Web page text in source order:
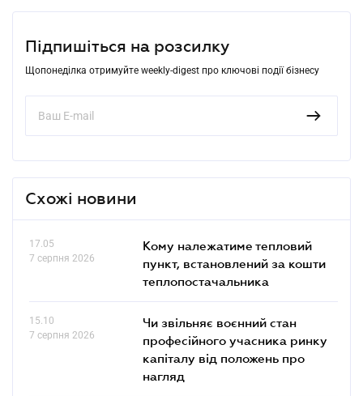
Підпишіться на розсилку
Щопонеділка отримуйте weekly-digest про ключові події бізнесу
Схожі новини
17.05
7 серпня 2026
Кому належатиме тепловий
пункт, встановлений за кошти
теплопостачальника
15.10
7 серпня 2026
Чи звільняє воєнний стан
професійного учасника ринку
капіталу від положень про
нагляд